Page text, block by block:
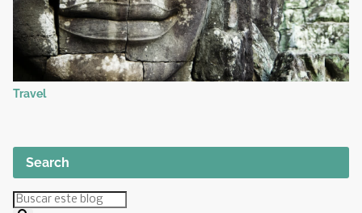
Travel
Search